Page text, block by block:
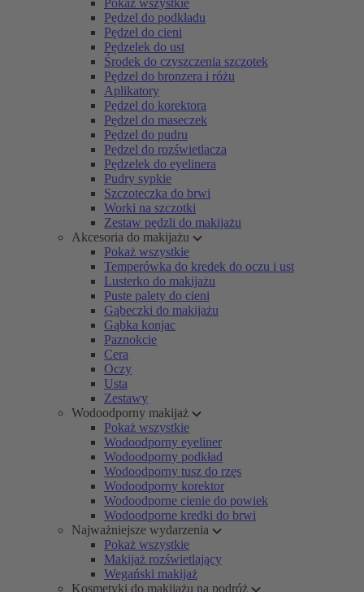
Pokaż wszystkie
Pędzel do podkładu
Pędzel do cieni
Pędzelek do ust
Środek do czyszczenia szczotek
Pędzel do bronzera i różu
Aplikatory
Pędzel do korektora
Pędzel do maseczek
Pędzel do pudru
Pędzel do rozświetlacza
Pędzelek do eyelinera
Pudry sypkie
Szczoteczka do brwi
Worki na szczotki
Zestaw pędzli do makijażu
Akcesoria do makijażu
Pokaż wszystkie
Temperówka do kredek do oczu i ust
Lusterko do makijażu
Puste palety do cieni
Gąbeczki do makijażu
Gąbka konjac
Paznokcie
Cera
Oczy
Usta
Zestawy
Wodoodporny makijaż
Pokaż wszystkie
Wodoodporny eyeliner
Wodoodporny podkład
Wodoodporny tusz do rzęs
Wodoodporny korektor
Wodoodporne cienie do powiek
Wodoodporne kredki do brwi
Najważniejsze wydarzenia
Pokaż wszystkie
Makijaż rozświetlający
Wegański makijaż
Kosmetyki do makijażu na podróż